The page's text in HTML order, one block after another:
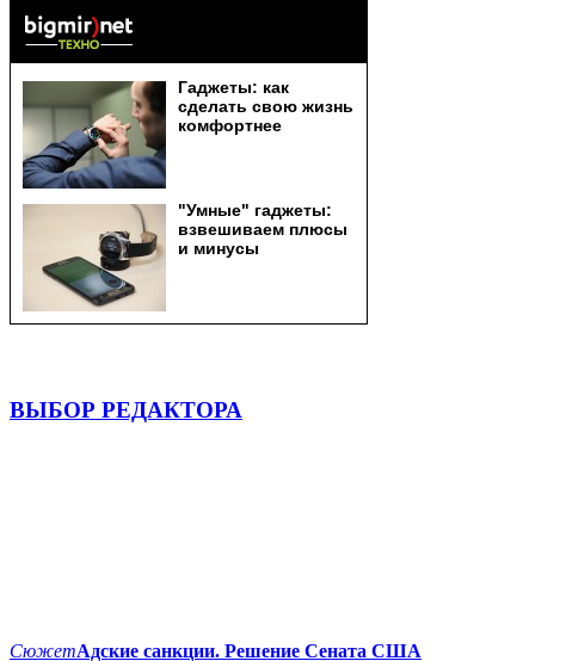
ВЫБОР РЕДАКТОРА
СюжетАдские санкции. Решение Сената США